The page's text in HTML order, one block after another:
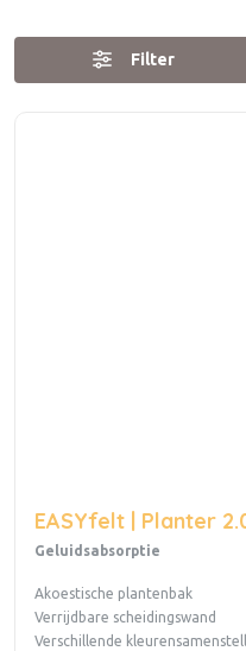
Filter
EASYfelt | Planter
Geluidsabsorptie
Akoestische plantenbak
Verrijdbare scheidingswand
Verschillende